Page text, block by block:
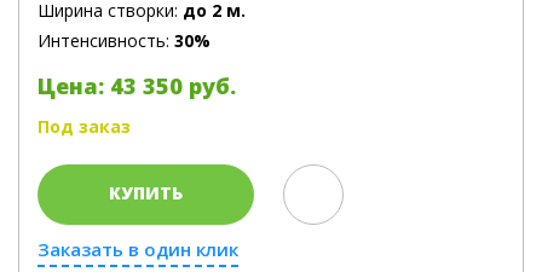
Ширина створки: до 2 м.
Интенсивность: 30%
Цена: 43 350 руб.
Под заказ
КУПИТЬ
Заказать в один клик